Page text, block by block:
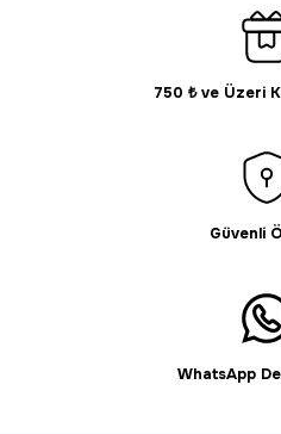
750 ₺ ve Üzeri
Güvenli
WhatsApp